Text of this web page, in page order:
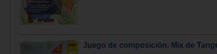
Juego de composición. Mix de